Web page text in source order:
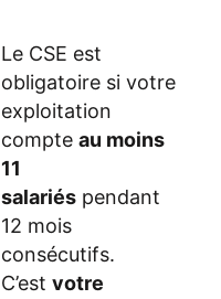
Le CSE est
obligatoire si votre
exploitation
compteau moins
11
salariés pendant
12 mois
consécutifs.
C’estvotre